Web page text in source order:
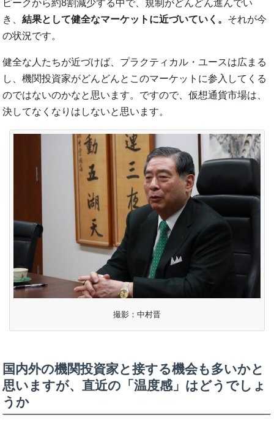
ピークから約8割減少する中で、規制がどんどん進んでい
き、結果として健全なマーケットに近づいていく。 それが今
の状況です。
健全な人たちが近づけば、プラクティカル・ユースは広まる
し、機関投資家がどんどんとこのマーケットに参入してくる
のではないのかなと思います。ですので、仮想通貨市場は、
決してなくなりはしないと思います。
撮影：中村晋
国内外の機関投資家と接する機会も多いかと
思いますが、直近の「温度感」はどうでしょ
うか